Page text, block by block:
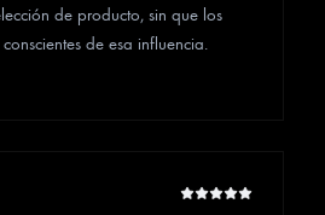
de producto, sin que los
de esa influencia.